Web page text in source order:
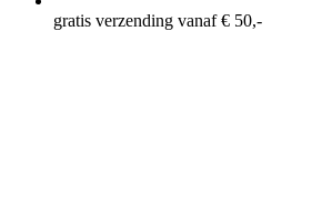
gratis verzending vanaf € 50,-